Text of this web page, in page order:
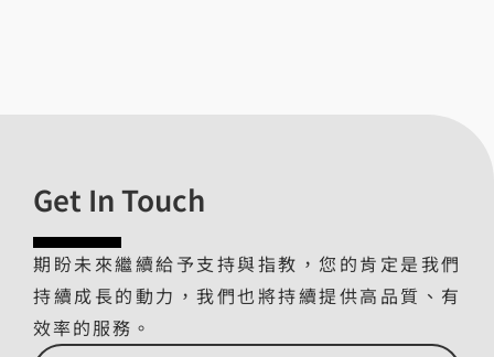
Get In Touch
期盼未來繼續給予支持與指教，您的肯定是我們
持續成長的動力，我們也將持續提供高品質、有
效率的服務。